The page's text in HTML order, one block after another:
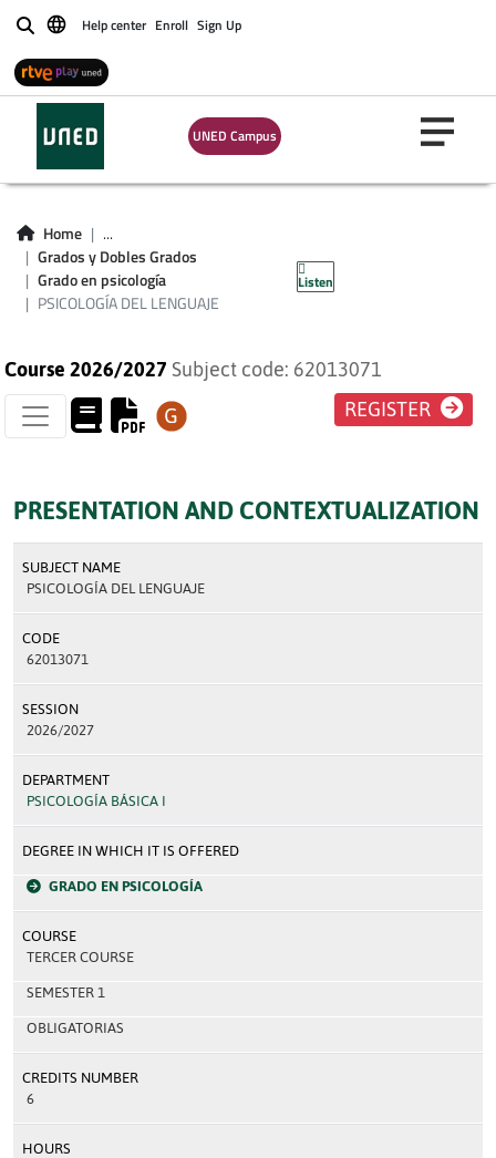
BuscarHelp center Enroll Sign Up
UNED Campus
Home
...
Grados y Dobles Grados
Grado en psicología
PSICOLOGÍA DEL LENGUAJE
Listen
PSICOLOGÍA DEL
LENGUAJE
Course 2026/2027 Subject code: 62013071
REGISTER
PRESENTATION AND CONTEXTUALIZATION
SUBJECT NAME
PSICOLOGÍA DEL LENGUAJE
CODE
62013071
SESSION
2026/2027
DEPARTMENT
PSICOLOGÍA BÁSICA I
DEGREE IN WHICH IT IS OFFERED
GRADO EN PSICOLOGÍA
COURSE
TERCER COURSE
SEMESTER 1
OBLIGATORIAS
CREDITS NUMBER
6
HOURS